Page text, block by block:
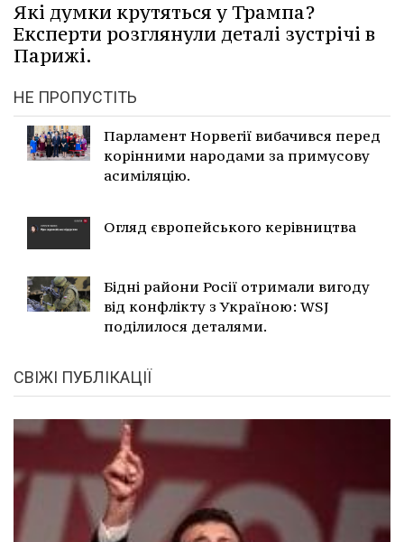
Які думки крутяться у Трампа?
Експерти розглянули деталі зустрічі в
Парижі.
НЕ ПРОПУСТІТЬ
Парламент Норвегії вибачився перед
корінними народами за примусову
асиміляцію.
Огляд європейського керівництва
Бідні райони Росії отримали вигоду
від конфлікту з Україною: WSJ
поділилося деталями.
СВІЖІ ПУБЛІКАЦІЇ